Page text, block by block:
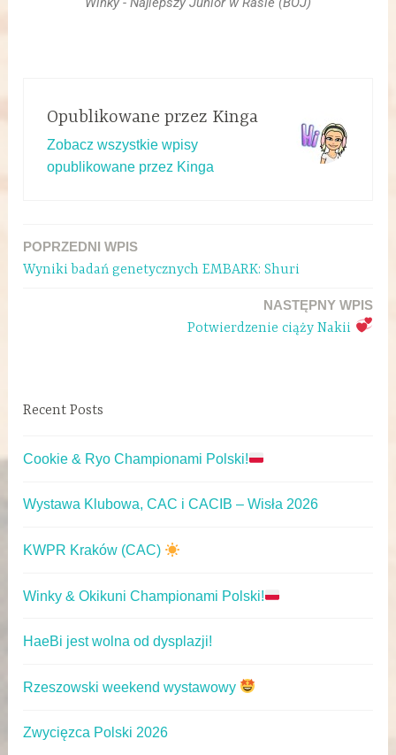
Opublikowane przez Kinga
Zobacz wszystkie wpisy
opublikowane przez Kinga
POPRZEDNI WPIS
Wyniki badań genetycznych EMBARK: Shuri
NASTĘPNY WPIS
Potwierdzenie ciąży Nakii
Recent Posts
Cookie & Ryo Championami Polski!
Wystawa Klubowa, CAC i CACIB – Wisła 2026
KWPR Kraków (CAC)
Winky & Okikuni Championami Polski!
HaeBi jest wolna od dysplazji!
Rzeszowski weekend wystawowy
Zwycięzca Polski 2026